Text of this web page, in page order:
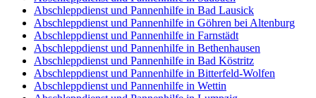
Abschleppdienst und Pannenhilfe in Bad Lausick
Abschleppdienst und Pannenhilfe in Göhren bei Altenburg
Abschleppdienst und Pannenhilfe in Farnstädt
Abschleppdienst und Pannenhilfe in Bethenhausen
Abschleppdienst und Pannenhilfe in Bad Köstritz
Abschleppdienst und Pannenhilfe in Bitterfeld-Wolfen
Abschleppdienst und Pannenhilfe in Wettin